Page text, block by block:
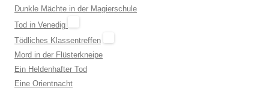
Dunkle Mächte in der Magierschule
Tod in Venedig
Tödliches Klassentreffen
Mord in der Flüsterkneipe
Ein Heldenhafter Tod
Eine Orientnacht